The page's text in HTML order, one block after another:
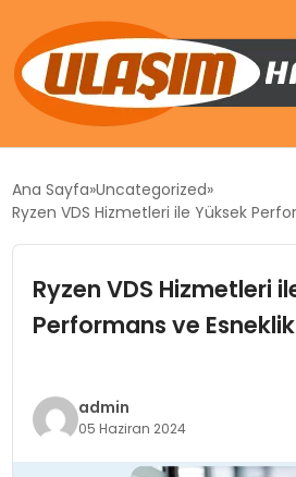
DÜNYA
SPOR
TEKNOLOJI
Ana Sayfa Uncategorized
Ryzen VDS Hizmetleri ile Yüksek
Ryzen VDS Hizmetleri
Performans ve Esneklik
admin
05 Haziran 2024